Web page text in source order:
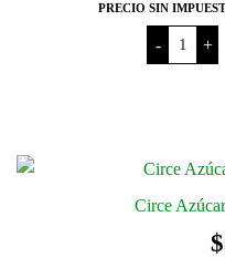
PRECIO SIN
-
Circe
Polvo
de
+
Circe
$